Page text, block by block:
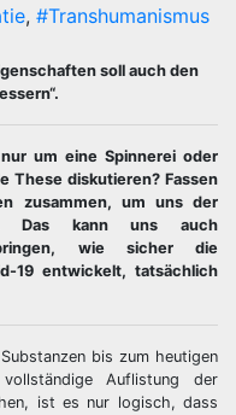
, #Transhumanismus
soll auch den
um eine Spinnerei oder
These diskutieren? Fassen
zusammen, um uns der
Das kann uns auch
bringen, wie sicher die
19 entwickelt, tatsächlich
bis zum heutigen
Auflistung der
ist es nur logisch, dass